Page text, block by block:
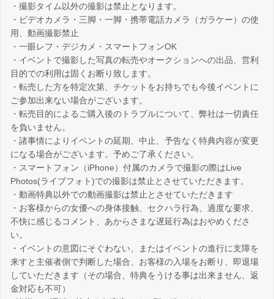
・撮影タイム以外の撮影は禁止となります。
・ビデオカメラ・三脚・一脚・携帯電話カメラ（ガラケー）の使
用、動画撮影禁止
・一眼レフ・デジカメ・スマートフォンOK
・イベントで撮影した写真の転売やオークションへの出品、営利
目的での利用は固くお断り致します。
・転売した方を特定次第、チケットをお持ちでも今後イベントに
ご参加出来ない場合がございます。
・転売目的によるご購入後のトラブルについて、弊社は一切責任
を負いません。
・諸事情によりイベントの延期、中止、予告なく特典内容が変更
になる場合がございます。予めご了承ください。
・スマートフォン（iPhone）付属のカメラで撮影の際はLive
Photos(ライブフォト)での撮影は禁止とさせていただきます。
・動画特典以外での動画撮影は禁止とさせていただきます
・お客様からの女優への身体接触、セクハラ行為、過度な要求、
不快に感じるコメント、あからさまな遅延行為はおやめくださ
い。
・イベントの意図にそぐわない、またはイベントの進行に支障を
来すと主催者側で判断した場合、お客様の入場をお断り、即退場
していただきます（その場合、特典をうける事は出来ません、返
金対応も不可）